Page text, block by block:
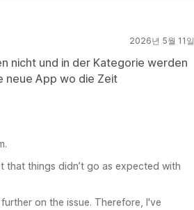
2026년 5월 11일
nicht und in der Kategorie werden
neue App wo die Zeit
that things didn’t go as expected with
on the issue. Therefore, I've